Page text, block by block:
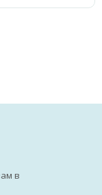
в